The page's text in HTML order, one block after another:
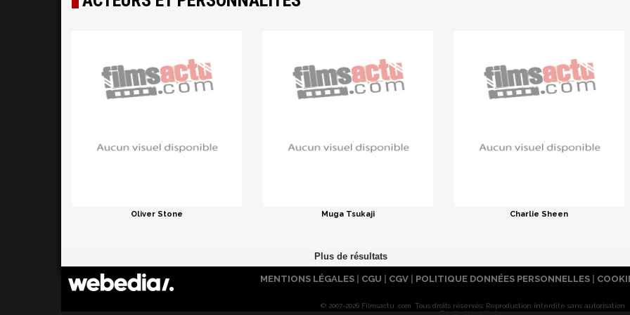
Oliver Stone Muga Tsukaji Charlie Sheen
MENTIONS LÉGALES | CGU | CGV | POLITIQUE DONNÉES PERSONNELLES |
© 2007-2026 Filmsactu .com. Tous droits réservés. Reproduction interdite sans autorisation.
Réalisation Vitalyn